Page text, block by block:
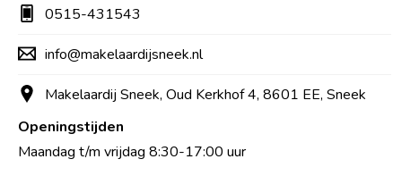
0515-431543
info@makelaardijsneek.nl
Makelaardij Sneek, Oud Kerkhof 4, 8601 EE, Sneek
Openingstijden
Maandag t/m vrijdag 8:30-17:00 uur